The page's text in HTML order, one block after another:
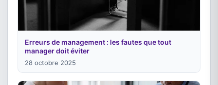
Erreurs de management : les fautes que tout
manager doit éviter
28 octobre 2025